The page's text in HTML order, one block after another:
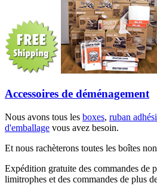
Accessoires de déménagement
Nous avons tous les boxes, ruban
d'emballage vous avez besoin.
Et nous rachèterons toutes les boîtes
Expédition gratuite des commandes de
limitrophes et des commandes de plus